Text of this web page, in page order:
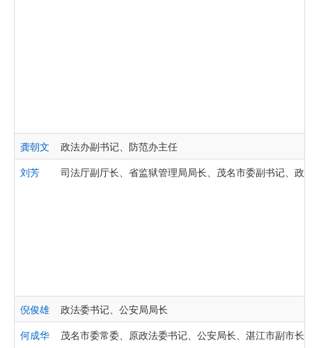
龚朝文
政法办副书记、防范办主任
刘芳
司法厅副厅长、省监狱管理局局长、茂名市委副书记、政
倪俊雄
政法委书记、公安局局长
何成华
茂名市委常委、原政法委书记、公安局长、湛江市副市长